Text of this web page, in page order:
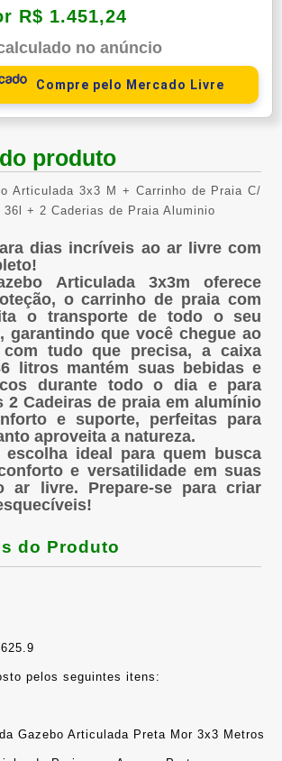
R$ 1.451,24
no anúncio
Compre pelo Mercado Livre
produto
Articulada 3x3 M + Carrinho de Praia C/
+ 2 Caderias de Praia Aluminio
dias incríveis ao ar livre com
Articulada 3x3m oferece
o carrinho de praia com
o transporte de todo o seu
garantindo que você chegue ao
tudo que precisa, a caixa
litros mantém suas bebidas e
durante todo o dia e para
2 Cadeiras de praia em alumínio
e suporte, perfeitas para
aproveita a natureza.
ideal para quem busca
e versatilidade em suas
ar livre. Prepare-se para criar
do Produto
pelos seguintes itens:
Gazebo Articulada Preta Mor 3x3 Metros